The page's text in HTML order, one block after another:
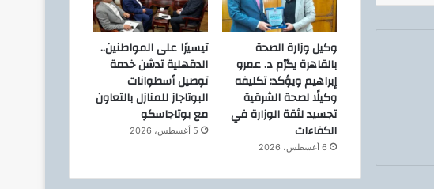
وكيل وزارة الصحة
بالقاهرة يكرّم د. عمرو
إبراهيم ويؤكد: تكليفه
وكيلًا لصحة الشرقية
تجسيد لثقة الوزارة في
الكفاءات
6 أغسطس، 2026
تيسيرًا على المواطنين..
الدقهلية تدشن خدمة
توصيل أسطوانات
البوتاجاز للمنازل بالتعاون
مع بوتاجاسكو
5 أغسطس، 2026